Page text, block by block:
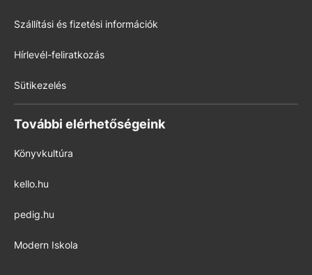
Szállítási és fizetési információk
Hírlevél-feliratkozás
Sütikezelés
További elérhetőségeink
Könyvkultúra
kello.hu
pedig.hu
Modern Iskola